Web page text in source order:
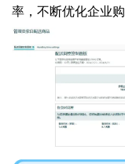
率，不断优化企业